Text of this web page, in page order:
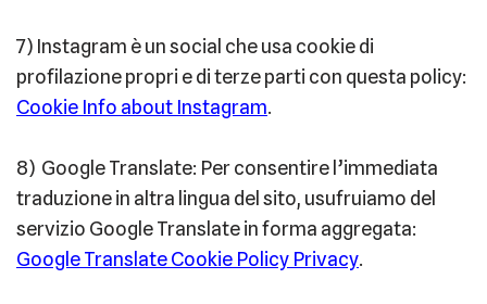
7) Instagram è un social che usa cookie di
profilazione propri e di terze parti con questa policy:
Cookie Info about Instagram.
8) Google Translate: Per consentire l’immediata
traduzione in altra lingua del sito, usufruiamo del
servizio Google Translate in forma aggregata:
Google Translate Cookie Policy Privacy.